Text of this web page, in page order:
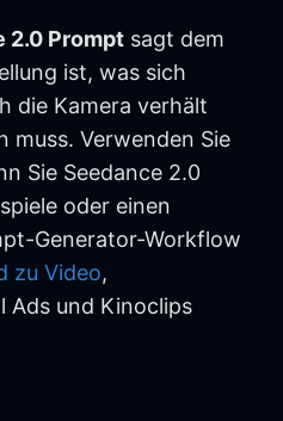
2.0 Prompt sagt dem
ist, was sich
die Kamera verhält
muss. Verwenden Sie
Sie Seedance 2.0
oder einen
Generator-Workflow
zu Video,
Ads und Kinoclips